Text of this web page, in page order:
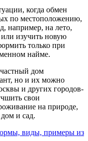
когда обмен
по местоположению,
например, на лето,
или изучить новую
только при
найме.
дом
но и их можно
и других городов-
свои
на природе,
и сад.
виды, примеры из